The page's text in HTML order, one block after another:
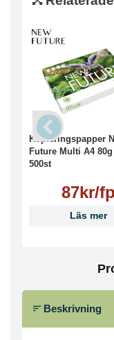
Kopieringspapper
Future Multi A4
500st
87kr/fp
Läs mer
Beskrivning